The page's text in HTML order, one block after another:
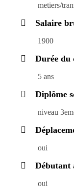
metiers/
Salaire
1900
Durée du
5 ans
Diplôme
niveau
oui
Débutant
oui